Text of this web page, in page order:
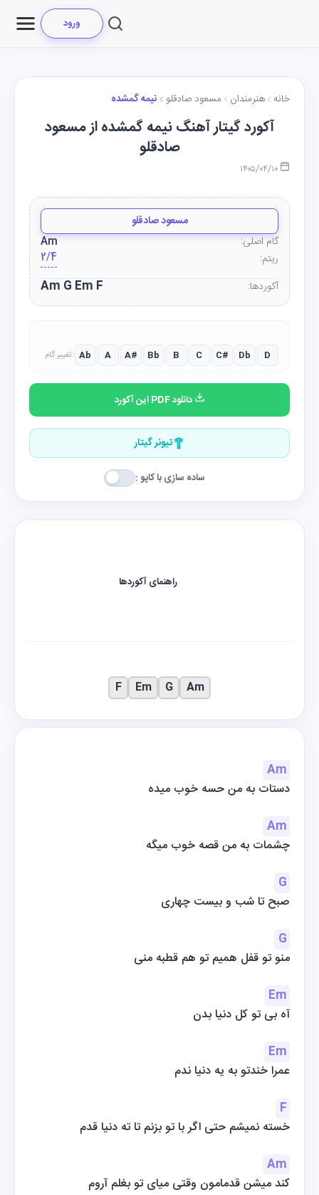
ورود
خانه هنرمندان مسعود صادقلو نیمه گمشده
آکورد گیتار آهنگ نیمه گمشده از مسعود
صادقلو
مسعود صادقلو
گام اصلی:
Am
ریتم:
2/4
آکوردها:
Am G Em F
تغییر گام: Ab A A# Bb B C C# Db D
دانلود PDF این آکورد
تیونر گیتار
ساده سازی با کاپو :
Am
دستات به من حسه خوب میده
Am
چشمات به من قصه خوب میگه
G
صبح تا شب و بیست چهاری
G
منو تو قفل همیم تو هم قطبه منی
Em
آه بی تو کل دنیا بدن
Em
عمرا خندتو به یه دنیا ندم
F
خسته نمیشم حتی اگر با تو بزنم تا ته دنیا قدم
Am
کند میشن قدمامون وقتی میای تو بغلم آروم
راهنمای آکوردها
Am
G
Em
F